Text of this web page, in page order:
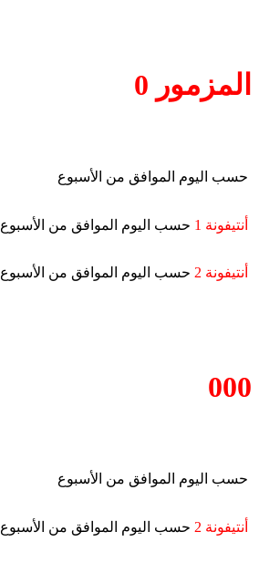
المزمور 0
حسب اليوم الموافق من الأسبوع
أنتيفونة 1 حسب اليوم الموافق من الأسبوع
أنتيفونة 2 حسب اليوم الموافق من الأسبوع
000
حسب اليوم الموافق من الأسبوع
أنتيفونة 2 حسب اليوم الموافق من الأسبوع